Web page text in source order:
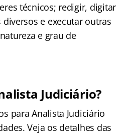
técnicos; redigir, digitar
e executar outras
e grau de
Judiciário?
para Analista Judiciário
Veja os detalhes das